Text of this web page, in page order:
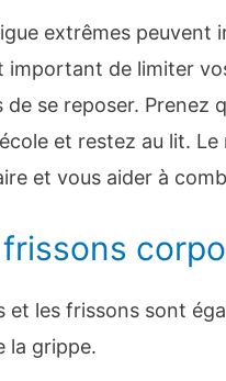
extrêmes peuvent
important de limiter
se reposer. Prenez
et restez au lit.
et vous aider à
et les frissons sont
la grippe.